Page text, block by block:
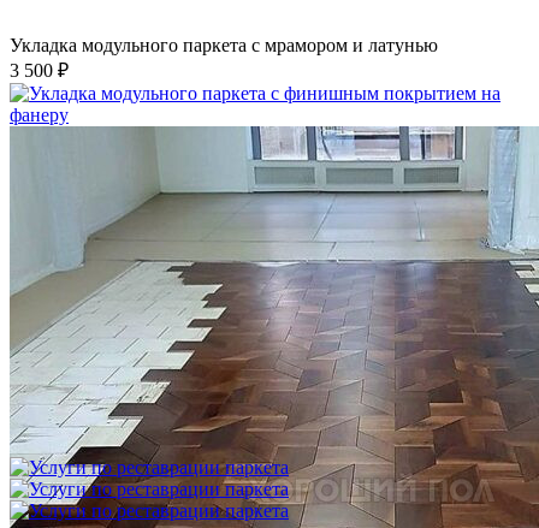
Укладка модульного паркета с мрамором и латунью
3 500 ₽
Укладка модульного паркета с финишным покрытием на
фанеру
3 600 ₽